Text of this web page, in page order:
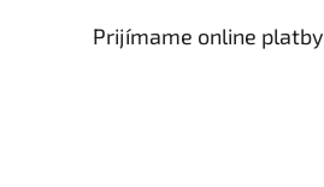
Prijímame online platby